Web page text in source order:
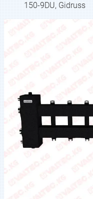
150-9DU, Gidruss